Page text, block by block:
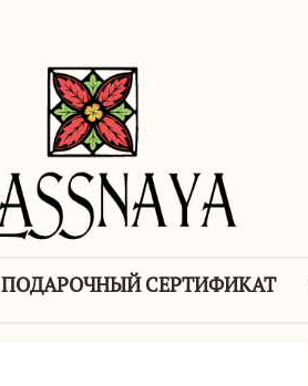
ПОДАРОЧНЫЙ СЕРТИФИКАТ